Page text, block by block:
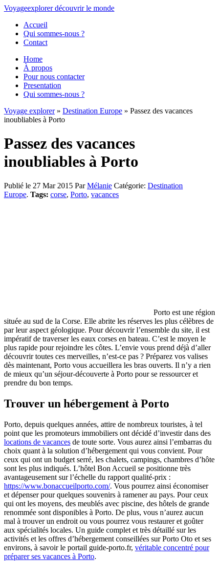
Voyageexplorer découvrirle monde
Accueil
Qui sommes-nous ?
Contact
Home
À propos
Pour nous contacter
Presentation
Qui sommes-nous ?
Voyage explorer» Destination Europe » Passez des vacances
inoubliables à Porto
Passez des vacances
inoubliables à Porto
Publié le 27 Mar 2015 ParMélanie Catégorie: Destination
Europe. Tags: corse, Porto, vacances
Porto est une région
située au sud de la Corse. Elle abrite les réserves les plus célèbres de
par leur aspect géologique. Pour découvrir l’ensemble du site, il est
impératif de traverser les eaux corses en bateau. C’est le moyen le
plus rapide pour rejoindre les côtes. L’envie vous prend déjà d’aller
découvrir toutes ces merveilles, n’est-ce pas ? Préparez vos valises
dès maintenant, Porto vous accueillera les bras ouverts. Il n’y a rien
de mieux qu’un séjour-découverte à Porto pour se ressourcer et
prendre du bon temps.
Trouver un hébergement à Porto
Porto, depuis quelques années, attire de nombreux touristes, à tel
point que les promoteurs immobiliers ont décidé d’investir dans des
locations de vacances de toute sorte. Vous aurez ainsi l’embarras du
choix quant à la solution d’hébergement qui vous convient. Pour
ceux qui ont un budget serré, les chalets, campings, chambres d’hôte
sont les plus indiqués. L’hôtel Bon Accueil se positionne très
avantageusement sur l’échelle du rapport qualité-prix :
https://www.bonaccueilporto.com/. Vous pourrez ainsi économiser
et dépenser pour quelques souvenirs à ramener au pays. Pour ceux
qui ont les moyens, des meublés avec piscine, des hôtels de grande
renommée sont disponibles à Porto. De plus, vous n’aurez aucun
mal à trouver un endroit ou vous pourrez vous restaurer et goûter
aux spécialités locales. Un guide complet et très détaillé sur les
activités et les offres d’hébergement conseillées sur Porto Oto et ses
environs, à savoir le portail guide-porto.fr, véritable concentré pour
préparer ses vacances à Porto.